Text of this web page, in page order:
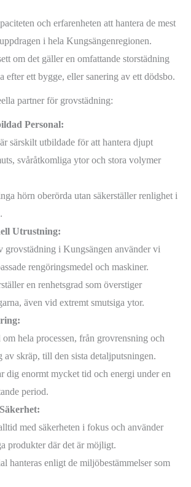
och erfarenheten att hantera de mest
i hela Kungsängenregionen.
om det gäller en omfattande storstädning
efter ett bygge, eller sanering av ett dödsbo.
partner för grovstädning:
Personal:
särskilt utbildade för att hantera djupt
svåråtkomliga ytor och stora volymer
hörn oberörda utan säkerställer renlighet i
Utrustning:
grovstädning i Kungsängen använder vi
rengöringsmedel och maskiner.
en renhetsgrad som överstiger
även vid extremt smutsiga ytor.
hela processen, från grovrensning och
av skräp, till den sista detaljputsningen.
dig enormt mycket tid och energi under en
period.
med säkerheten i fokus och använder
produkter där det är möjligt.
hanteras enligt de miljöbestämmelser som